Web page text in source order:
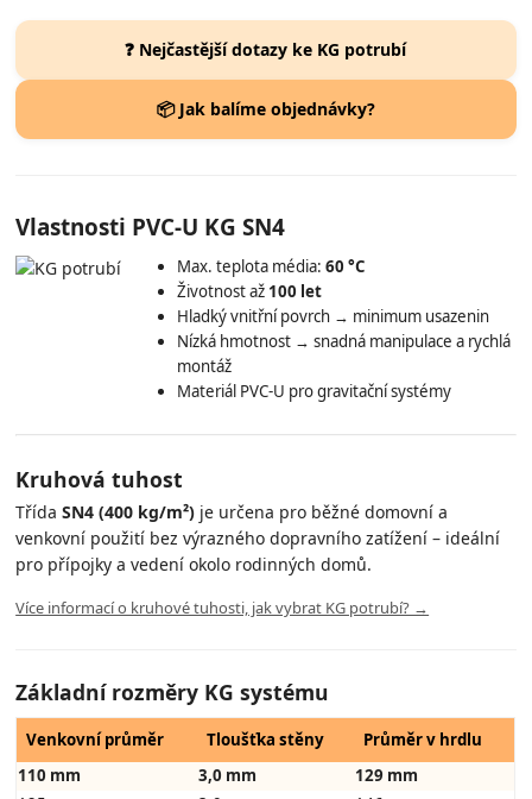
❓ Nejčastější dotazy ke KG potrubí
📦 Jak balíme objednávky?
Vlastnosti PVC-U KG SN4
Max. teplota média:60 °C
Životnost až 100 let
Hladký vnitřní povrch → minimum usazenin
Nízká hmotnost → snadná manipulace a rychlá
montáž
Materiál PVC-U pro gravitační systémy
Kruhová tuhost
TřídaSN4 (400 kg/m²) je určena pro běžné domovní a
venkovní použití bez výrazného dopravního zatížení – ideální
pro přípojky a vedení okolo rodinných domů.
Více informací o kruhové tuhosti, jak vybrat KG potrubí? →
Základní rozměry KG systému
Venkovní průměr Tloušťka stěny
Průměr v hrdlu
110 mm
3,0 mm
129 mm